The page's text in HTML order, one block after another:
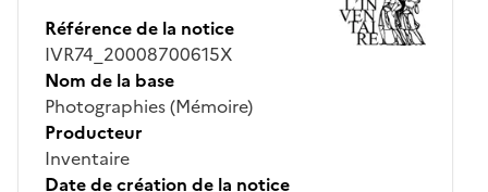
Référence de la notice
IVR74_20008700615X
Nom de la base
Photographies (Mémoire)
Producteur
Inventaire
Date de création de la notice